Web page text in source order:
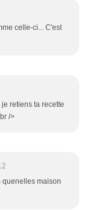
celle-ci... C'est
retiens ta recette
/>
quenelles maison